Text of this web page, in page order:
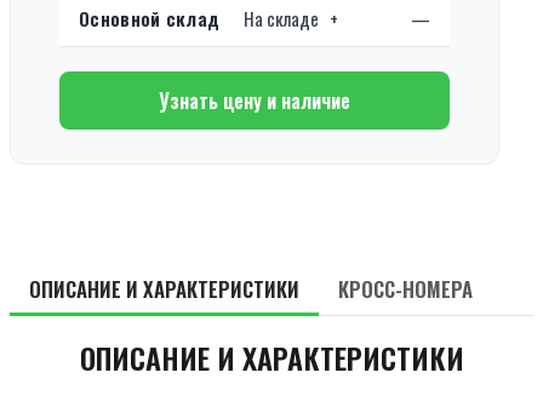
Основной склад На складе + —
Узнать цену и наличие
ОПИСАНИЕ И ХАРАКТЕРИСТИКИ КРОСС-НОМЕРА
ОПИСАНИЕ И ХАРАКТЕРИСТИКИ